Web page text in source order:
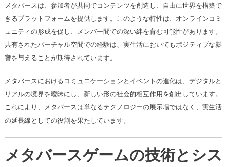
メタバースは、参加者が共同でコンテンツを創造し、自由に世界を構築で
きるプラットフォームを提供します。このような特性は、オンラインコミ
ュニティの形成を促し、メンバー間での深い絆を育む可能性があります。
共有されたバーチャル空間での経験は、実生活においてもポジティブな影
響を与えることが期待されています。
メタバースにおけるコミュニケーションとイベントの進化は、デジタルと
リアルの境界を曖昧にし、新しい形の社会的相互作用を創出しています。
これにより、メタバースは単なるテクノロジーの展示場ではなく、実生活
の延長線としての役割を果たしています。
メタバースゲームの技術とシス